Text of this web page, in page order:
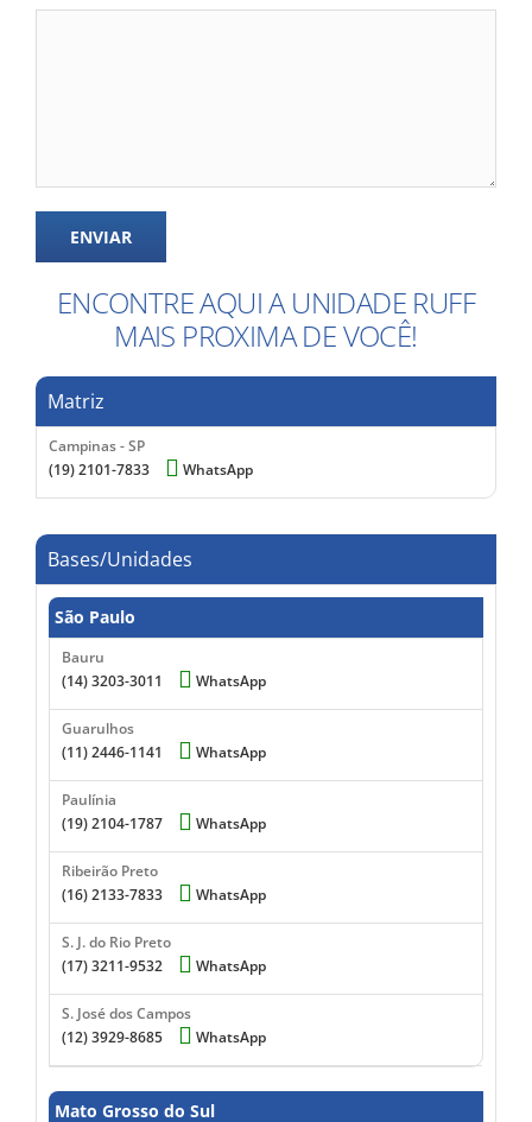
ENCONTRE AQUI A UNIDADE RUFF
MAIS PROXIMA DE VOCÊ!
Matriz
Campinas - SP
(19) 2101-7833
WhatsApp
Bases/Unidades
São Paulo
Bauru
(14) 3203-3011
WhatsApp
Guarulhos
(11) 2446-1141
WhatsApp
Paulínia
(19) 2104-1787
WhatsApp
Ribeirão Preto
(16) 2133-7833
WhatsApp
S. J. do Rio Preto
(17) 3211-9532
WhatsApp
S. José dos Campos
(12) 3929-8685
WhatsApp
Mato Grosso do Sul